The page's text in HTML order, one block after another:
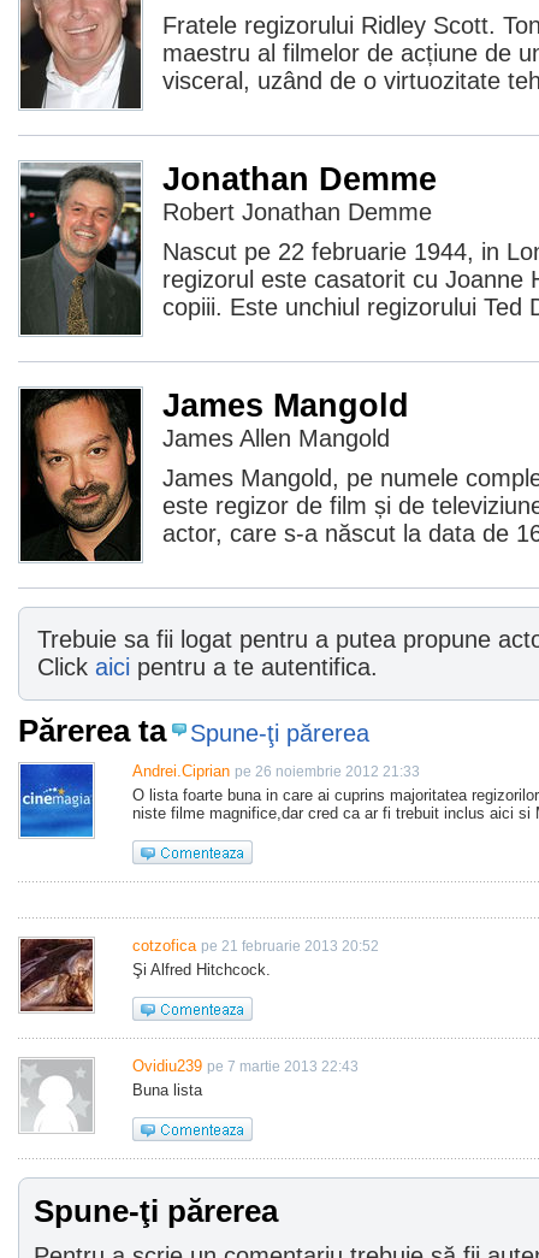
Fratele regizorului Ridley Scott.
maestru al filmelor de acțiune de
visceral, uzând de o virtuozitate
Jonathan Demme
Robert Jonathan Demme
Nascut pe 22 februarie 1944, in
regizorul este casatorit cu Joanne
copiii. Este unchiul regizorului Ted
James Mangold
James Allen Mangold
James Mangold, pe numele
este regizor de film și de
actor, care s-a născut la data de
Trebuie sa fii logat pentru a putea propune
Click aici pentru a te autentifica.
Părerea ta Spune-ţi părerea
Andrei.Ciprian pe 26 noiembrie 2012 21:33
O lista foarte buna in care ai cuprins majoritatea
niste filme magnifice,dar cred ca ar fi trebuit inclus aici si
cotzofica pe 21 februarie 2013 20:52
Şi Alfred Hitchcock.
Ovidiu239 pe 7 martie 2013 22:43
Buna lista
Spune-ţi părerea